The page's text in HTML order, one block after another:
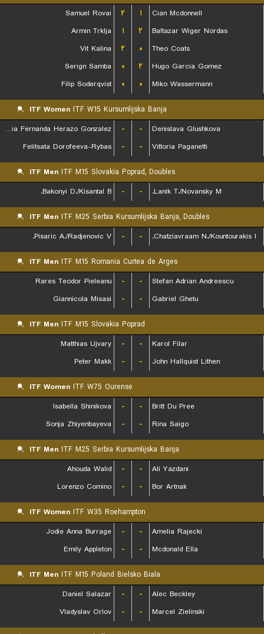
Samuel Rovai
۲ ۱
Cian Mcdonnell
Armin Trklja
۱ ۲
Baltazar Wiger Nordas
Vit Kalina
۲ ۰
Theo Coats
Serign Samba
۰ ۲
Hugo Garcia Gomez
Filip Soderqvist
۰ ۰ Miko Wassermann
ITF Women ITF W15 Kursumlijska Banja
Maria Fernanda Herazo Gonzalez
- -
Denislava Glushkova
Felitsata Dorofeeva-Rybas
- - Vittoria Paganetti
ITF Men ITF M15 Slovakia Poprad, Doubles
Bakonyi D./Kisantal B.
- - Lanik T./Novansky M.
ITF Men ITF M25 Serbia Kursumlijska Banja, Doubles
Pisaric A./Radjenovic V.
- - Chatziavraam N./Kountourakis I.
ITF Men ITF M15 Romania Curtea de Arges
Rares Teodor Pieleanu
- -
Stefan Adrian Andreescu
Giannicola Misasi
- - Gabriel Ghetu
ITF Men ITF M15 Slovakia Poprad
Matthias Ujvary
- -
Karol Filar
Peter Makk
- - John Hallquist Lithen
ITF Women ITF W75 Ourense
Isabella Shinikova
- -
Britt Du Pree
Sonja Zhiyenbayeva
- - Rina Saigo
ITF Men ITF M25 Serbia Kursumlijska Banja
Ahouda Walid
- -
Ali Yazdani
Lorenzo Comino
- - Bor Artnak
ITF Women ITF W35 Roehampton
Jodie Anna Burrage
- -
Amelia Rajecki
Emily Appleton
- - Mcdonald Ella
ITF Men ITF M15 Poland Bielsko Biala
Daniel Salazar
- -
Alec Beckley
Vladyslav Orlov
- - Marcel Zielinski